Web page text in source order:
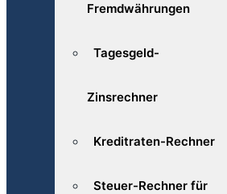
Fremdwährungen
Tagesgeld-
Zinsrechner
Kreditraten-Rechner
Steuer-Rechner für